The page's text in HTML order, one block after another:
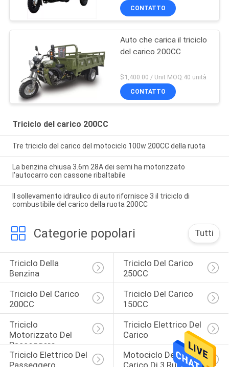
CONTATTO
Auto che carica il triciclo
del carico 200CC
$1,400.00 / Unit MOQ:40 unità
CONTATTO
Triciclo del carico 200CC
Tre triciclo del carico del motociclo 100w 200CC della ruota
La benzina chiusa 3.6m 28A dei semi ha motorizzato
l'autocarro con cassone ribaltabile
Il sollevamento idraulico di auto rifornisce 3 il triciclo di
combustibile del carico della ruota 200CC
Categorie popolari Tutti
Triciclo Della
Benzina
Triciclo Del Carico
250CC
Triciclo Del Carico
200CC
Triciclo Del Carico
150CC
Triciclo
Motorizzato Del
Passeggero
Triciclo Elettrico Del
Carico
Triciclo Elettrico Del
Motociclo Del